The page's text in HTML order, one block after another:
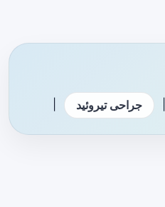
جراحی تیروئید